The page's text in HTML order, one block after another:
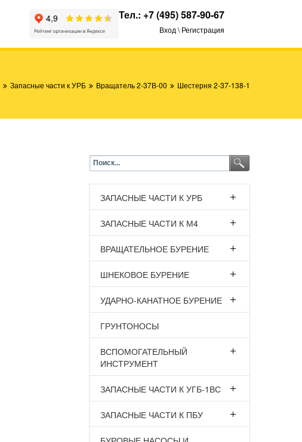
Тел.: +7 (495) 587-90-67
Вход \ Регистрация
Запасные части к УРБ Вращатель 2-37В-00 Шестерня 2-37-138-1
ЗАПАСНЫЕ ЧАСТИ К УРБ
ЗАПАСНЫЕ ЧАСТИ К М4
ВРАЩАТЕЛЬНОЕ БУРЕНИЕ
ШНЕКОВОЕ БУРЕНИЕ
УДАРНО-КАНАТНОЕ БУРЕНИЕ
ГРУНТОНОСЫ
ВСПОМОГАТЕЛЬНЫЙ
ИНСТРУМЕНТ
ЗАПАСНЫЕ ЧАСТИ К УГБ-1ВС
ЗАПАСНЫЕ ЧАСТИ К ПБУ